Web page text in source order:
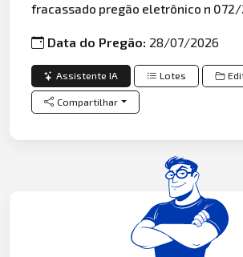
fracassado pregão eletrônico n
Data do Pregão: 28/07/2026
Assistente IA Lotes
Compartilhar